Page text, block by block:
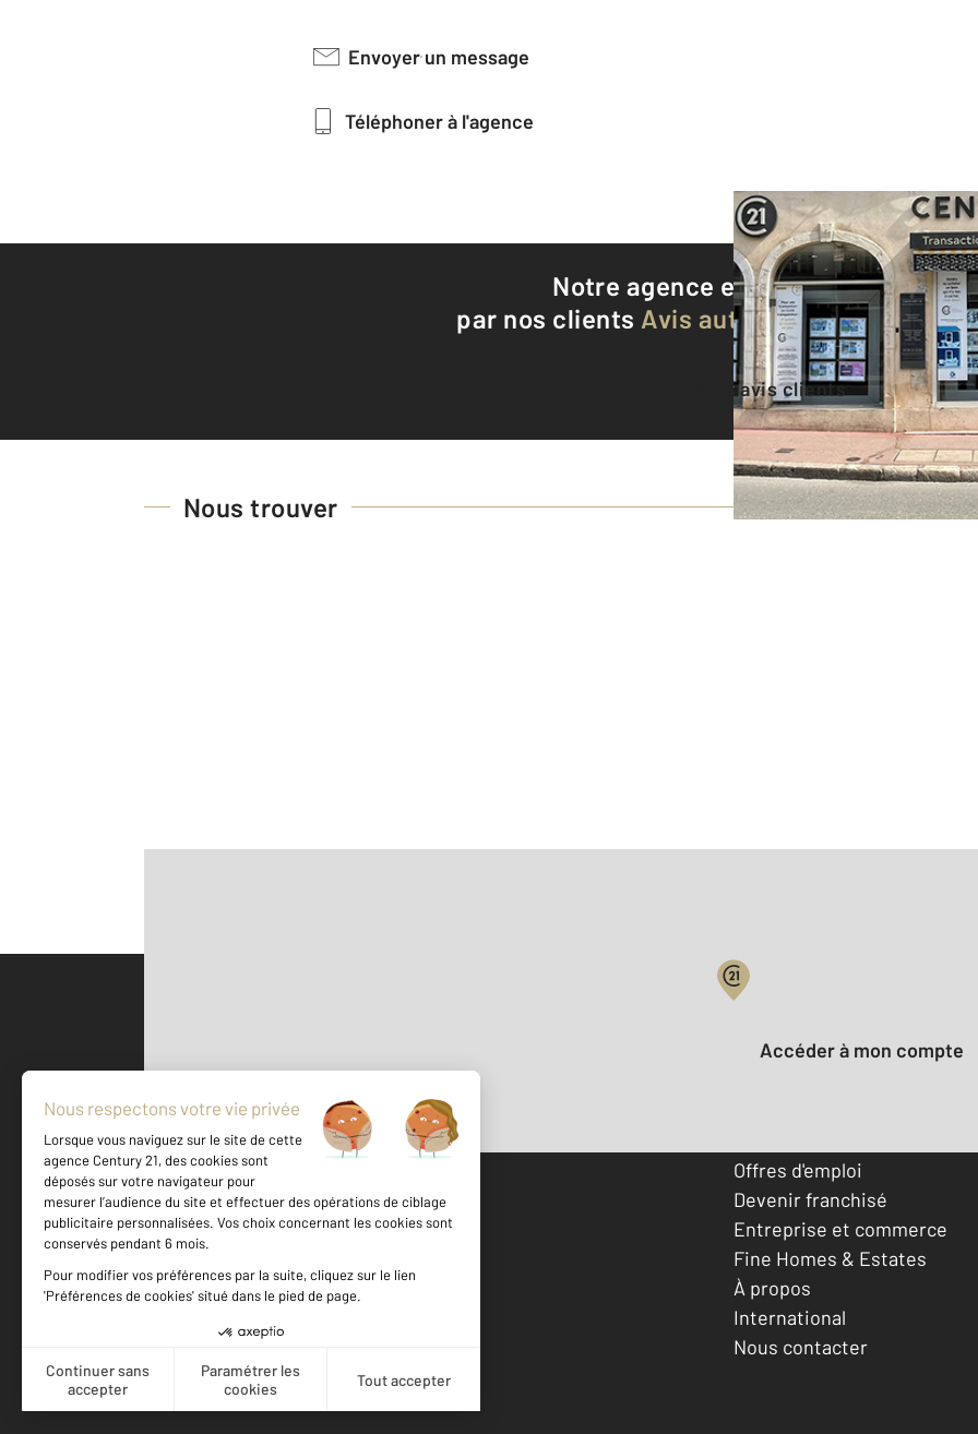
Envoyer un message
Téléphoner à l'agence
Notre agence est notée8,8/10
par nos clients Avis authentifiés par
Voir tous les avis clients
Nous trouver
500 m ©Mappy
Votre compte :
Accéder à mon compte
Votre agence est notée
Achat
Location
Offres d'emploi
Devenir franchisé
Entreprise et commerce
Fine Homes & Estates
À propos
International
Nous contacter